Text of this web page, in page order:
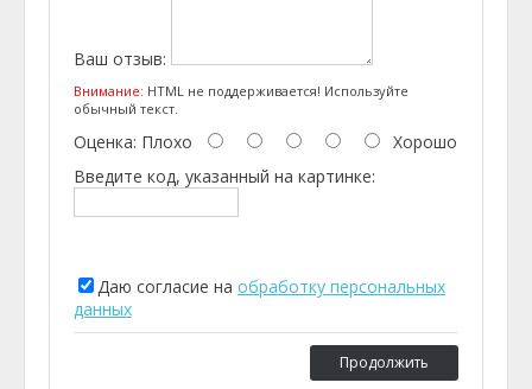
Ваш отзыв:
Внимание: HTML не поддерживается! Используйте
обычный текст.
Оценка: Плохо
Хорошо
Введите код, указанный на картинке:
Даю согласие на обработку персональных
данных
Продолжить